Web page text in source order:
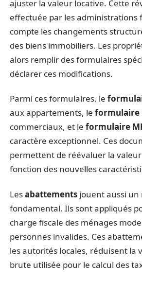
ajuster la valeur locative. Cette
effectuée par les administrations
compte les changements
des biens immobiliers. Les
alors remplir des formulaires
déclarer ces modifications.
Parmi ces formulaires, le
aux appartements, le formulaire
commerciaux, et le formulaire
caractère exceptionnel. Ces
permettent de réévaluer la
fonction des nouvelles
Lesabattements jouent aussi un
fondamental. Ils sont appliqués
charge fiscale des ménages
personnes invalides. Ces
les autorités locales, réduisent la
brute utilisée pour le calcul des